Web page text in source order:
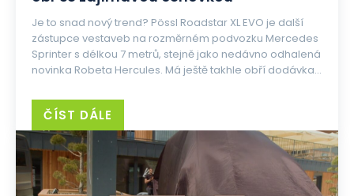
Je to snad nový trend? Pössl Roadstar XL EVO je další
zástupce vestaveb na rozměrném podvozku Mercedes
Sprinter s délkou 7 metrů, stejně jako nedávno odhalená
novinka Robeta Hercules. Má ještě takhle obří dodávka...
ČÍST DÁLE